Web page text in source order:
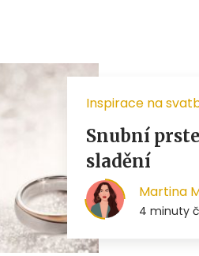
Inspirace na
Snubní
sladění
Martina
4 minuty